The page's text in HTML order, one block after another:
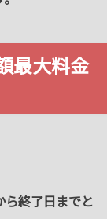
最大料金
ら終了日 までと